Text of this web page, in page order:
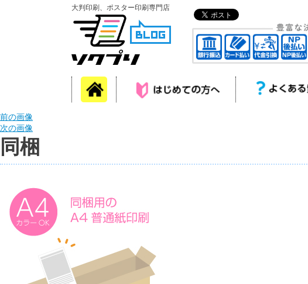
大判印刷、ポスター印刷専門店
前の画像
次の画像
同梱